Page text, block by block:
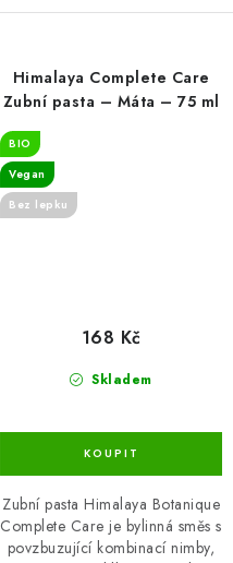
Himalaya Complete Care
Zubní pasta – Máta – 75 ml
BIO
Vegan
Bez lepku
Skladem
168 Kč
Zubní pasta Himalaya Botanique
Complete Care je bylinná směs s
povzbuzující kombinací nimby,